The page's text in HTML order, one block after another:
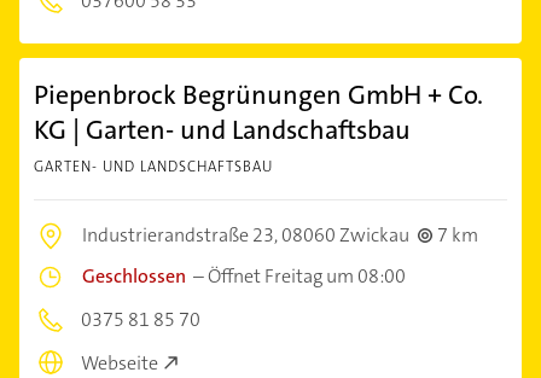
Piepenbrock Begrünungen GmbH + Co.
KG | Garten- und Landschaftsbau
GARTEN- UND LANDSCHAFTSBAU
Industrierandstraße 23,08060 Zwickau
7 km
Geschlossen –Öffnet Freitag um 08:00
0375 81 85 70
Webseite